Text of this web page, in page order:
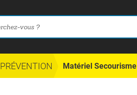
PRÉVENTION Matériel Secourisme